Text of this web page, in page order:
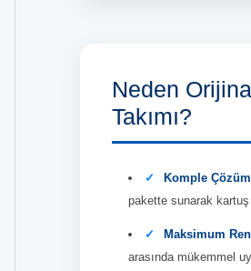
Neden
Takımı?
Komple
pakette sunarak
Maksimum
arasında mükemmel